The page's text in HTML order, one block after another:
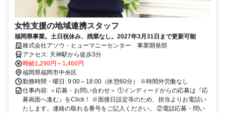
女性支援の地域連携スタッフ
福岡県事業。土日祝休み、残業なし。2027年3月31日まで更新可能
株式会社アソウ・ヒューマニーセンター 事業開発部
アクセス: 天神駅から徒歩3分
時給1,290円～1,400円
福岡県福岡市中央区
勤務時間・曜日: 9:00～18:00（休憩60分） ※時間外労働なし
仕事内容: ＜応募・お問い合わせ＞ ①インディードからの応募は『応
募画面へ進む』をClick！ ※面接日設定等のため、担当よりお電話い
たします。連絡の取れる番号をご記入ください。 ②電話応募・問い